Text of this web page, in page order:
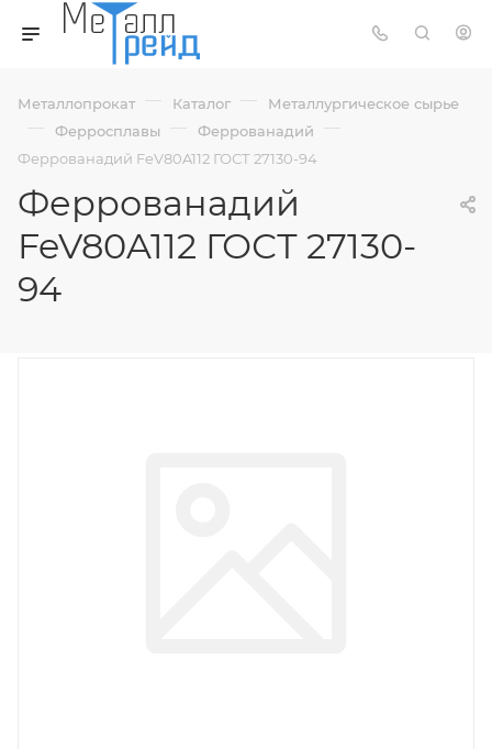
Металлопрокат — Каталог — Металлургическое сырье
— Ферросплавы — Феррованадий —
Феррованадий FeV80A112 ГОСТ 27130-94
Феррованадий
FeV80A112 ГОСТ 27130-
94